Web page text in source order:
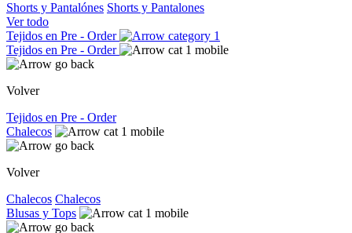
Shorts y Pantalónes Shorts y Pantalones
Ver todo
Tejidos en Pre - Order
Tejidos en Pre - Order
Volver
Tejidos en Pre - Order
Chalecos
Volver
Chalecos Chalecos
Blusas y Tops